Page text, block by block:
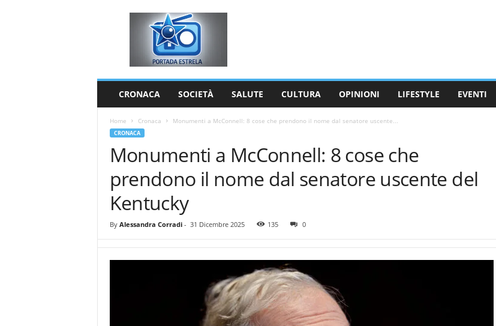
CRONACA SOCIETÀ SALUTE CULTURA OPINIONI LIFESTYLE EVENTI
Home Cronaca Monumenti a McConnell: 8 cose che prendono il nome dal senatore uscente...
CRONACA
Monumenti a McConnell: 8 cose che
prendono il nome dal senatore uscente del
Kentucky
By Alessandra Corradi- 31 Dicembre 2025 135 0